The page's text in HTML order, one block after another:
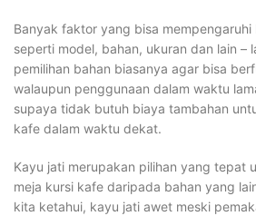
Banyak faktor yang bisa mempengaruhi
seperti model, bahan, ukuran dan lain –
pemilihan bahan biasanya agar bisa
walaupun penggunaan dalam waktu
supaya tidak butuh biaya tambahan
kafe dalam waktu dekat.
Kayu jati merupakan pilihan yang tepat
meja kursi kafe daripada bahan yang
kita ketahui, kayu jati awet meski